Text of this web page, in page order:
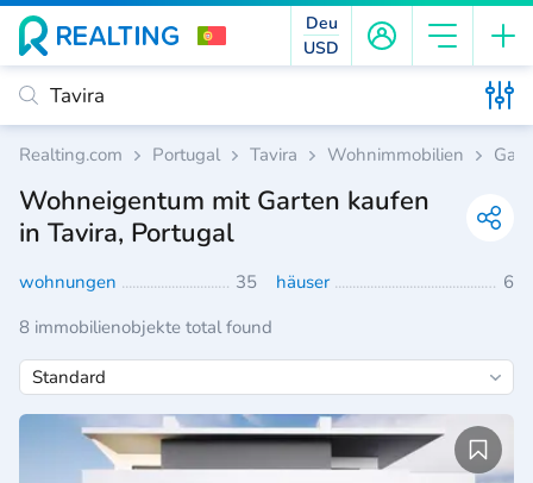
Deu
USD
Realting.com Portugal Tavira Wohnimmobilien
Wohneigentum mit Garten kaufen
in Tavira, Portugal
wohnungen 35 häuser
6
8 immobilienobjekte total found